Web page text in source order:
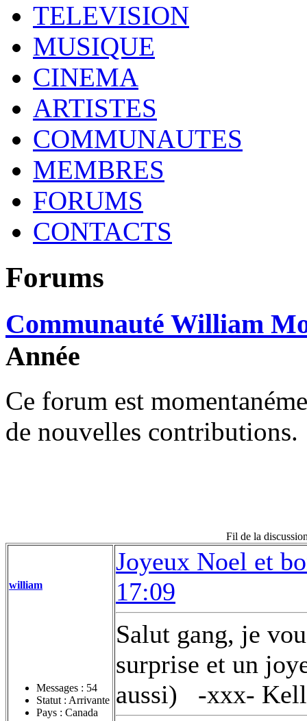
TELEVISION
MUSIQUE
CINEMA
ARTISTES
COMMUNAUTES
MEMBRES
FORUMS
CONTACTS
Forums
Communauté William
Année
Ce forum est
de nouvelles contributions.
Fil de la
william
Messages : 54
Statut : Arrivante
Pays : Canada
Joyeux Noel et
17:09
Salut gang, je
surprise et un
aussi)
-xxx-